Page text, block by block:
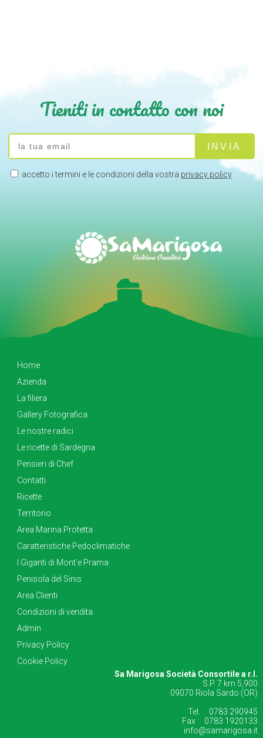
Tieniti in contatto con noi
accetto i termini e le condizioni della vostra privacy policy
Home
Azienda
La filiera
Gallery Fotografica
Le nostre radici
Le ricette di Sardegna
Pensieri di Chef
Contatti
Ricette
Territorio
Area Marina Protetta
Caratteristiche Pedoclimatiche
I Giganti di Mont’e Prama
Penisola del Sinis
Area Clienti
Condizioni di vendita
Admin
Privacy Policy
Cookie Policy
Sa Marigosa Società Consortile a r.l.
S.P. 7 km 5,900
09070 Riola Sardo (OR)
Tel. 0783 290945
Fax 0783 1920133
info@samarigosa.it